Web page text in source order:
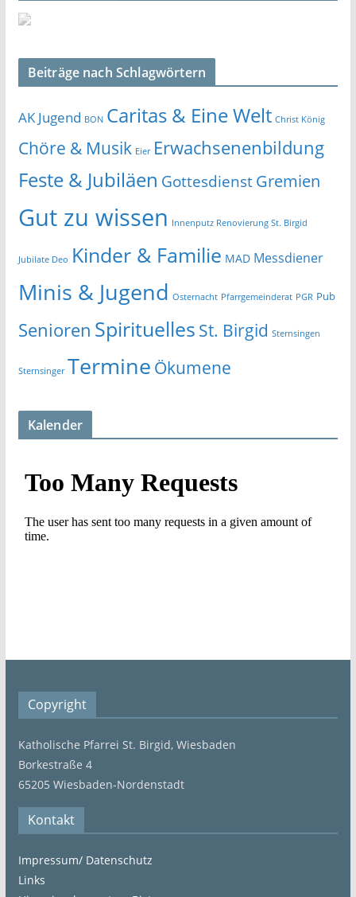
Beiträge nach Schlagwörtern
AK Jugend BON Caritas & Eine Welt Christ König
Chöre & Musik Eier Erwachsenenbildung
Feste & Jubiläen GottesdienstGremien
Gut zu wissen Innenputz Renovierung St. Birgid
Jubilate Deo Kinder & Familie MAD Messdiener
Minis & Jugend Osternacht Pfarrgemeinderat PGR Pub
Senioren Spirituelles St. Birgid Sternsingen
Sternsinger Termine Ökumene
Kalender
Copyright
Katholische Pfarrei St. Birgid, Wiesbaden
Borkestraße 4
65205 Wiesbaden-Nordenstadt
Kontakt
Impressum/ Datenschutz
Links